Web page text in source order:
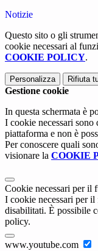
Notizie
Questo sito o gli
cookie necessari al
COOKIE POLICY.
Personalizza Rifiuta
Gestione cookie
In questa schermata è
I cookie necessari
piattaforma e non è
Per conoscere quali
visionare la COOKIE
Cookie necessari per il
I cookie necessari per il
disabilitati. È possibile
policy.
www.youtube.com